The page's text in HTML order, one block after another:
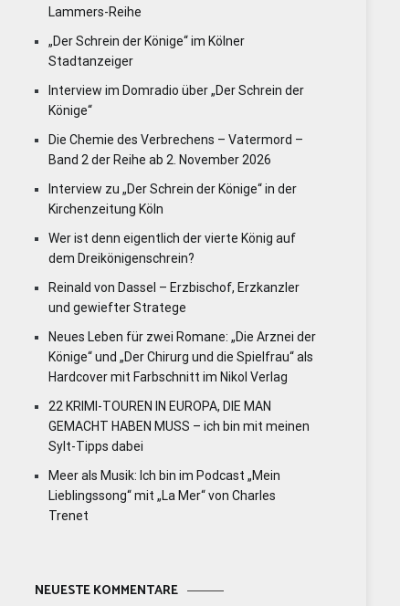
Lammers-Reihe
„Der Schrein der Könige“ im Kölner
Stadtanzeiger
Interview im Domradio über „Der Schrein der
Könige“
Die Chemie des Verbrechens – Vatermord –
Band 2 der Reihe ab 2. November 2026
Interview zu „Der Schrein der Könige“ in der
Kirchenzeitung Köln
Wer ist denn eigentlich der vierte König auf
dem Dreikönigenschrein?
Reinald von Dassel – Erzbischof, Erzkanzler
und gewiefter Stratege
Neues Leben für zwei Romane: „Die Arznei der
Könige“ und „Der Chirurg und die Spielfrau“ als
Hardcover mit Farbschnitt im Nikol Verlag
22 KRIMI-TOUREN IN EUROPA, DIE MAN
GEMACHT HABEN MUSS – ich bin mit meinen
Sylt-Tipps dabei
Meer als Musik: Ich bin im Podcast „Mein
Lieblingssong“ mit „La Mer“ von Charles
Trenet
NEUESTE KOMMENTARE